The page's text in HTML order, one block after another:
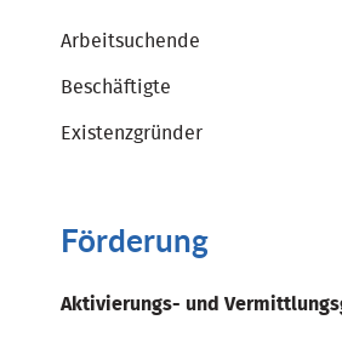
Arbeitsuchende
Beschäftigte
Existenzgründer
Förderung
Aktivierungs- und